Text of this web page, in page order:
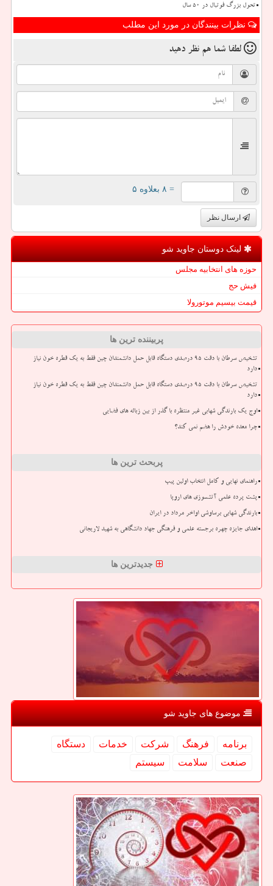
تحول بزرگ فوتبال در ۵۰ سال
نظرات بینندگان در مورد این مطلب
لطفا شما هم نظر دهید
= ۸ بعلاوه ۵
ارسال نظر
لینک دوستان جاوید شو
حوزه های انتخابیه مجلس
فیش حج
قیمت بیسیم موتورولا
پربیننده ترین ها
تشخیص سرطان با دقت ۹۵ درصدی دستگاه قابل حمل دانشمندان چین فقط به یک قطره خون نیاز
دارد
تشخیص سرطان با دقت ۹۵ درصدی دستگاه قابل حمل دانشمندان چین فقط به یک قطره خون نیاز
دارد
اوج یک بارندگی شهابی غیر منتظره با گذر از بین زباله های فضایی
چرا معده خودش را هضم نمی کند؟
پربحث ترین ها
راهنمای نهایی و کامل انتخاب اولین پیپ
پشت پرده علمی آتشسوزی های اروپا
بارندگی شهابی برساوشی اواخر مرداد در ایران
اهدای جایزه چهره برجسته علمی و فرهنگی جهاد دانشگاهی به شهید لاریجانی
جدیدترین ها
موضوع های جاوید شو
برنامه فرهنگ شركت خدمات
دستگاه
صنعت
سلامت سیستم